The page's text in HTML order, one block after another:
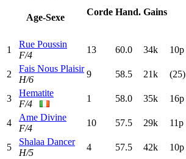
Age-Sexe
Corde Hand. Gains
1
Rue Poussin
F/4
13 60.0 34k 10p
2
Fais Nous Plaisir
H/6
9 58.5 21k (25)
3
Hematite
F/4
1 58.0 35k 16p
4
Ame Divine
F/4
10 57.5 29k 11p
5
Shalaa Dancer
H/5
4 57.5 42k 10p